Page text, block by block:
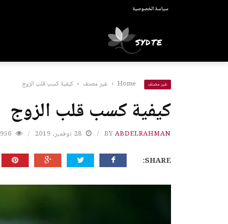
سياسة الخصوصية
غير مصنف Home
› غير مصنف › كيفية كسب قلب الزوج
كيفية كسب قلب الزوج
BYABDELRAHMAN 28 نوفمبر، 2019 956
SHARE: